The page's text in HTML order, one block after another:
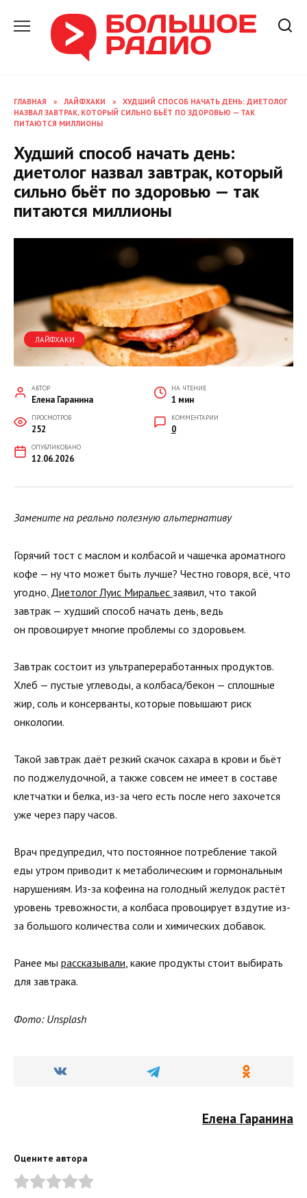
содержанию
ГЛАВНАЯ » ЛАЙФХАКИ »
ХУДШИЙ СПОСОБ НАЧАТЬ ДЕНЬ: ДИЕТОЛОГ
НАЗВАЛ ЗАВТРАК, КОТОРЫЙ СИЛЬНО БЬЁТ ПО ЗДОРОВЬЮ — ТАК
ПИТАЮТСЯ МИЛЛИОНЫ
Худший способ начать день:
диетолог назвал завтрак, который
сильно бьёт по здоровью — так
питаются миллионы
ЛАЙФХАКИ
АВТОР
Елена Гаранина
НА ЧТЕНИЕ
1 мин
ПРОСМОТРОВ
252
КОММЕНТАРИИ
0
ОПУБЛИКОВАНО
12.06.2026
Замените на реально полезную альтернативу
Горячий тост с маслом и колбасой и чашечка ароматного
кофе — ну что может быть лучше? Честно говоря, всё, что
угодно. Диетолог Луис Миральес заявил, что такой
завтрак — худший способ начать день, ведь
он провоцирует многие проблемы со здоровьем.
Завтрак состоит из ультрапереработанных продуктов.
Хлеб — пустые углеводы, а колбаса/бекон — сплошные
жир, соль и консерванты, которые повышают риск
онкологии.
Такой завтрак даёт резкий скачок сахара в крови и бьёт
по поджелудочной, а также совсем не имеет в составе
клетчатки и белка, из-за чего есть после него захочется
уже через пару часов.
Врач предупредил, что постоянное потребление такой
еды утром приводит к метаболическим и гормональным
нарушениям. Из-за кофеина на голодный желудок растёт
уровень тревожности, а колбаса провоцирует вздутие из-
за большого количества соли и химических добавок.
Ранее мы рассказывали, какие продукты стоит выбирать
для завтрака.
Фото: Unsplash
Елена Гаранина
Оцените автора